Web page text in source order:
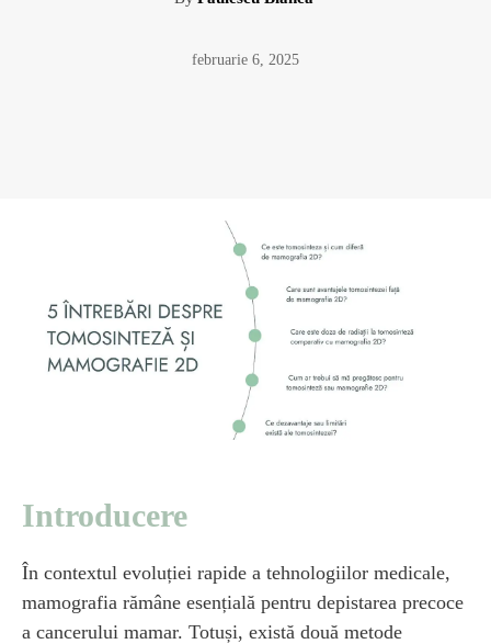
februarie 6, 2025
Introducere
În contextul evoluției rapide a tehnologiilor medicale,
mamografia rămâne esențială pentru depistarea precoce
a cancerului mamar. Totuși, există două metode